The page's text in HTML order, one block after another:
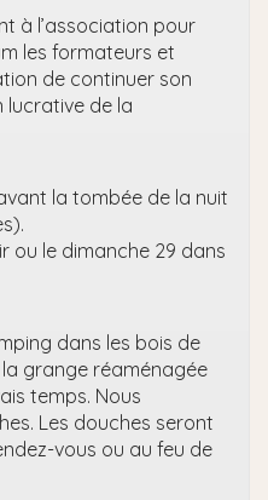
à l’association pour
les formateurs et
de continuer son
lucrative de la
la tombée de la nuit
ou le dimanche 29 dans
dans les bois de
la grange réaménagée
temps. Nous
Les douches seront
vous ou au feu de